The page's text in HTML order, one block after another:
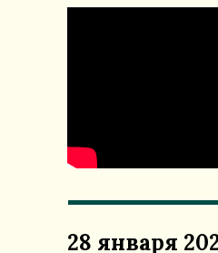
28 января